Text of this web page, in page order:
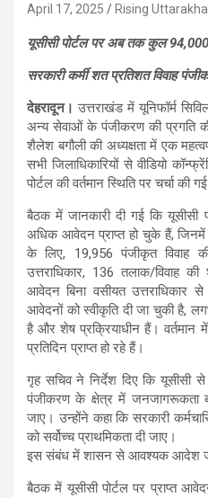
April 17, 2025 Rising
यूसीसी पोर्टल पर अब तक कुल
सरकारी कर्मी शत प्रतिशत विवाह
देहरादून। उत्तराखंड में यूनिफॉर्म
अन्य सेवाओं के पंजीकरण की प्रगति
शैलेश बगौली की अध्यक्षता में एक
सभी जिलाधिकारियों से वीडियो
पोर्टल की वर्तमान स्थिति पर चर्चा की
बैठक में जानकारी दी गई कि
अधिक आवेदन प्राप्त हो चुके हैं,
के लिए, 19,956 पंजीकृत विवाह
उत्तराधिकार, 136 तलाक/विवाह
आवेदन बिना वसीयत
आवेदनों को स्वीकृति दी जा चुकी है,
है और शेष प्रक्रियाधीन हैं।
प्रतिदिन प्राप्त हो रहे हैं।
गृह सचिव ने निर्देश दिए कि यूसीसी
पंजीकरण के क्षेत्र में जनजागरूकता
जाए। उन्होंने कहा कि सरकारी
को सर्वोच्च प्राथमिकता दी जाए।
इस संबंध में शासन से आवश्यक आदेश
बैठक में यूसीसी पोर्टल पर प्राप्त